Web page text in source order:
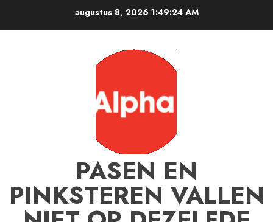
augustus 8, 2026 1:49:25 AM
PASEN EN
PINKSTEREN VALLEN